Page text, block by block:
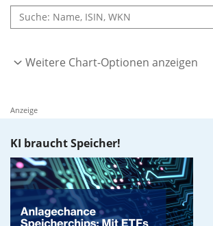
Weitere Chart-Optionen anzeigen
Anzeige
KI braucht Speicher!